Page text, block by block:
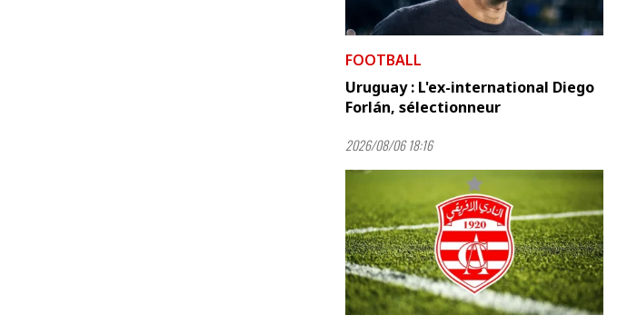
FOOTBALL
Uruguay : L'ex-international Diego
Forlán, sélectionneur
2026/08/06 18:16